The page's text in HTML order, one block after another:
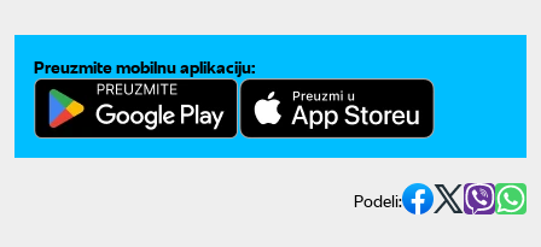
Preuzmite mobilnu aplikaciju:
Podeli: